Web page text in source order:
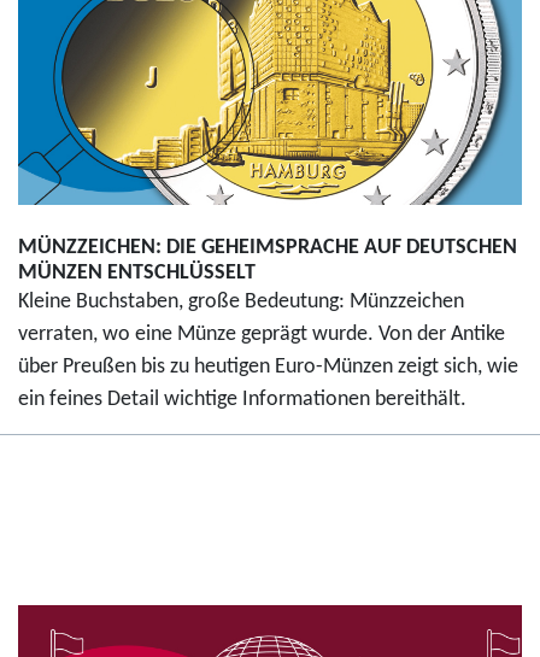
MÜNZZEICHEN: DIE GEHEIMSPRACHE AUF DEUTSCHEN
MÜNZEN ENTSCHLÜSSELT
Kleine Buchstaben, große Bedeutung: Münzzeichen
verraten, wo eine Münze geprägt wurde. Von der Antike
über Preußen bis zu heutigen Euro-Münzen zeigt sich, wie
ein feines Detail wichtige Informationen bereithält.